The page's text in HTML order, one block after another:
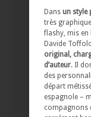
Dans un style
très
flashy, mis en
Davide
original,
d’auteur. Il
des
départ
espagnole –
compagnons